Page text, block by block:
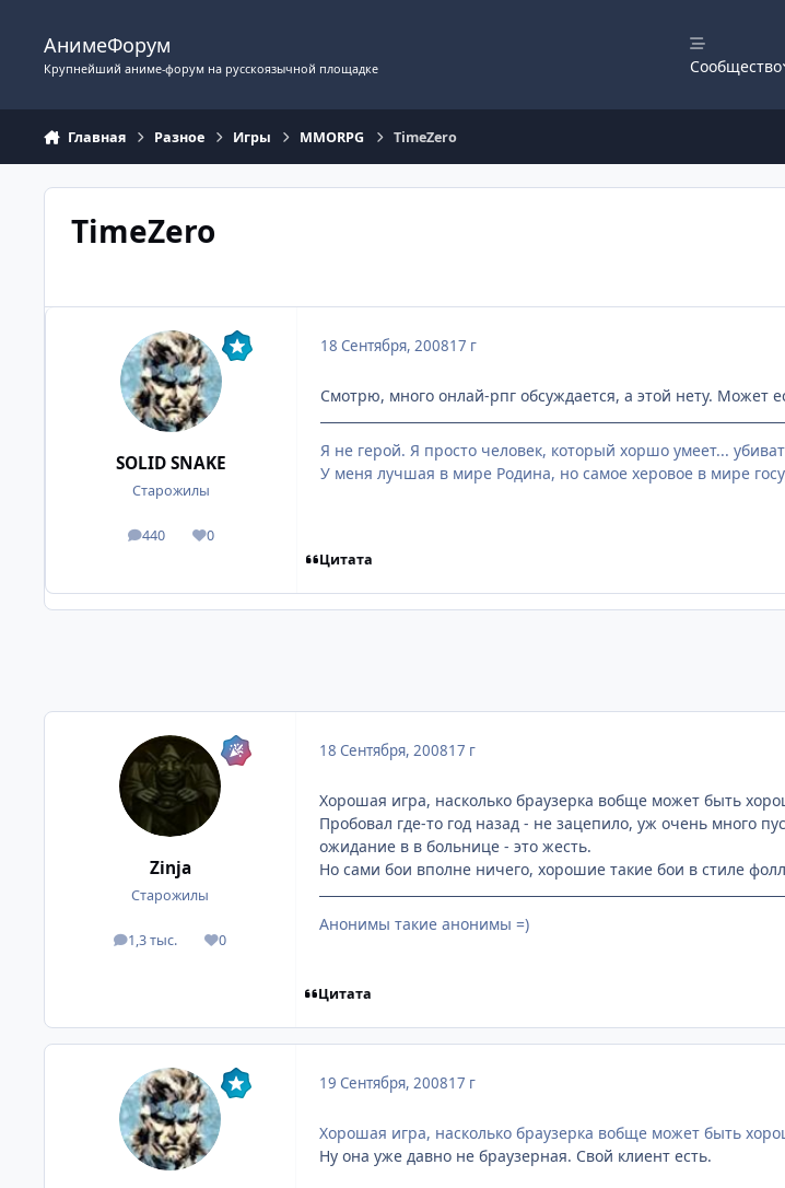
АнимеФорум
Крупнейший аниме-форум на русскоязычной площадке Сообщество
Главная Разное Игры MMORPG TimeZero
TimeZero
SOLID SNAKE
Старожилы
440
посты 0
Репутация
18 Сентября, 200817 г
Смотрю, много онлай-рпг обсуждается, а этой нету. Может
Я не герой. Я просто человек, который хоршо умеет...
У меня лучшая в мире Родина, но самое херовое в мире
Цитата
Zinja
Старожилы
1,3 тыс.
посты 0
Репутация
18 Сентября, 200817 г
Хорошая игра, насколько браузерка вобще может быть
Пробовал где-то год назад - не зацепило, уж очень много
ожидание в в больнице - это жесть.
Но сами бои вполне ничего, хорошие такие бои в стиле
Анонимы такие анонимы =)
Цитата
19 Сентября, 200817 г
Хорошая игра, насколько браузерка вобще может быть
Ну она уже давно не браузерная. Свой клиент есть.